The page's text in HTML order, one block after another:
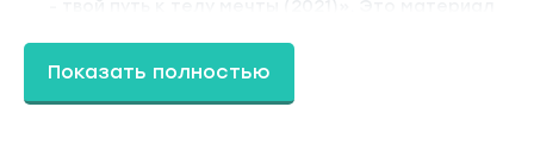
автора составляет 790 рублей. В магазине
Coursx.net данный материал доступен за 99
«Здоровье и Спорт». Другие материалы автора
Показать полностью